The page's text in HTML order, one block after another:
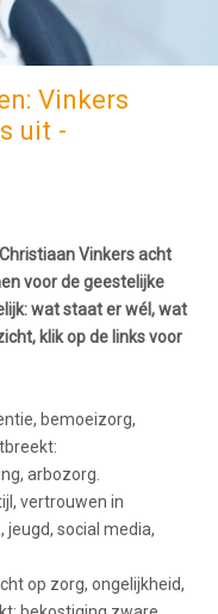
Vinkers
uit -
Vinkers acht
voor de geestelijke
wat staat er wél, wat
klik op de links voor
bemoeizorg,
arbozorg.
vertrouwen in
social media,
op zorg, ongelijkheid,